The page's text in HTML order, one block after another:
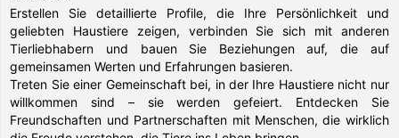
Erstellen Sie detaillierte Profile, die Ihre Persönlichkeit und
geliebten Haustiere zeigen, verbinden Sie sich mit anderen
Tierliebhabern und bauen Sie Beziehungen auf, die auf
gemeinsamen Werten und Erfahrungen basieren.
Treten Sie einer Gemeinschaft bei, in der Ihre Haustiere nicht nur
willkommen sind – sie werden gefeiert. Entdecken Sie
Freundschaften und Partnerschaften mit Menschen, die wirklich